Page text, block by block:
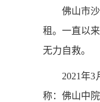
佛山市
租。一直以
无力自救。
2021年
称：佛山中